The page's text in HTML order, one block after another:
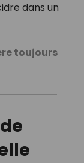
dans un
toujours